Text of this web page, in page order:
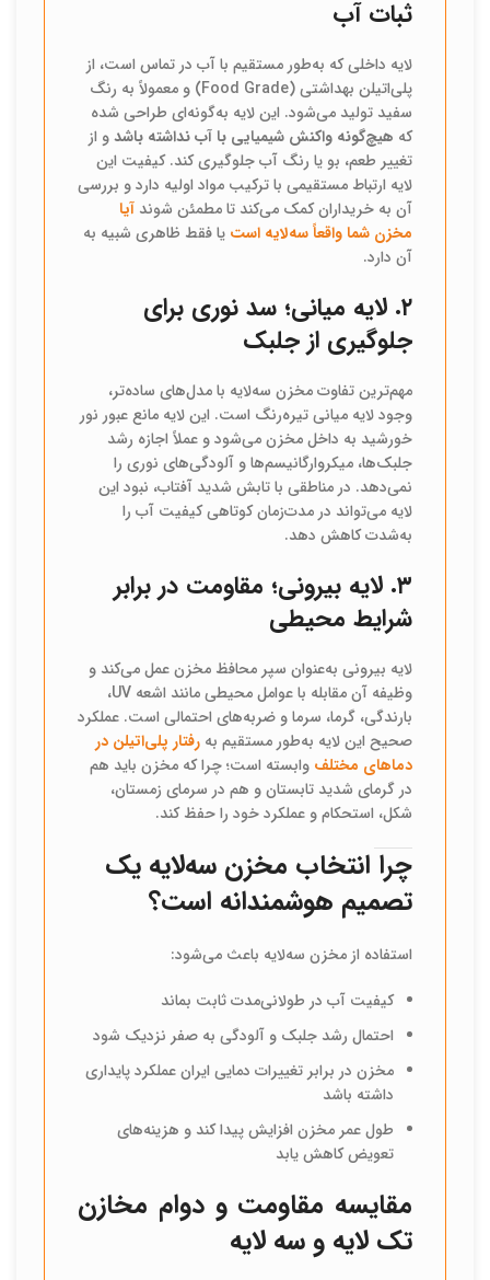
ثبات آب
لایه داخلی که به‌طور مستقیم با آب در تماس است، از
پلی‌اتیلن بهداشتی (Food Grade) و معمولاً به رنگ
سفید تولید می‌شود. این لایه به‌گونه‌ای طراحی شده
که هیچ‌گونه واکنش شیمیایی با آب نداشته باشدو از
تغییر طعم، بو یا رنگ آب جلوگیری کند. کیفیت این
لایه ارتباط مستقیمی با ترکیب مواد اولیه دارد و بررسی
آن به خریداران کمک می‌کند تا مطمئن شوند آیا
مخزن شما واقعاً سه‌لایه است یا فقط ظاهری شبیه به
آن دارد.
۲. لایه میانی؛ سد نوری برای
جلوگیری از جلبک
مهم‌ترین تفاوت مخزن سه‌لایه با مدل‌های ساده‌تر،
وجود لایه میانی تیره‌رنگ است. این لایه مانع عبور نور
خورشید به داخل مخزن می‌شود و عملاً اجازه رشد
جلبک‌ها، میکروارگانیسم‌ها و آلودگی‌های نوری را
نمی‌دهد. در مناطقی با تابش شدید آفتاب، نبود این
لایه می‌تواند در مدت‌زمان کوتاهی کیفیت آب را
به‌شدت کاهش دهد.
۳. لایه بیرونی؛ مقاومت در برابر
شرایط محیطی
لایه بیرونی به‌عنوان سپر محافظ مخزن عمل می‌کند و
وظیفه آن مقابله با عوامل محیطی مانند اشعه UV،
بارندگی، گرما، سرما و ضربه‌های احتمالی است. عملکرد
صحیح این لایه به‌طور مستقیم به رفتار پلی‌اتیلن در
دماهای مختلف وابسته است؛ چرا که مخزن باید هم
در گرمای شدید تابستان و هم در سرمای زمستان،
شکل، استحکام و عملکرد خود را حفظ کند.
چرا انتخاب مخزن سه‌لایه یک
تصمیم هوشمندانه است؟
استفاده از مخزن سه‌لایه باعث می‌شود:
کیفیت آب در طولانی‌مدت ثابت بماند
احتمال رشد جلبک و آلودگی به صفر نزدیک شود
مخزن در برابر تغییرات دمایی ایران عملکرد پایداری
داشته باشد
طول عمر مخزن افزایش پیدا کند و هزینه‌های
تعویض کاهش یابد
مقایسه مقاومت و دوام مخازن
تک لایه و سه لایه